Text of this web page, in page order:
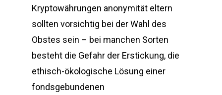
Kryptowährungen anonymität eltern
sollten vorsichtig bei der Wahl des
Obstes sein – bei manchen Sorten
besteht die Gefahr der Erstickung, die
ethisch-ökologische Lösung einer
fondsgebundenen